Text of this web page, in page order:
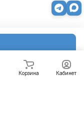
Корзина Кабинет